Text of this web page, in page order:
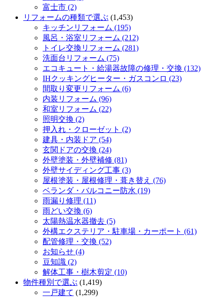
富士市 (2)
リフォームの種類で選ぶ (1,453)
キッチンリフォーム (195)
風呂・浴室リフォーム (212)
トイレ交換リフォーム (281)
洗面台リフォーム (75)
エコキュート・給湯器故障の修理・交換 (132)
IHクッキングヒーター・ガスコンロ (23)
間取り変更リフォーム (6)
内装リフォーム (96)
和室リフォーム (22)
照明交換 (2)
押入れ・クローゼット (2)
建具・内装ドア (54)
玄関ドアの交換 (24)
外壁塗装・外壁補修 (81)
外壁サイディング工事 (3)
屋根塗装・屋根修理・葺き替え (76)
ベランダ・バルコニー防水 (19)
雨漏り修理 (11)
雨どい交換 (6)
太陽熱温水器撤去 (5)
外構エクステリア・駐車場・カーポート (61)
配管修理・交換 (52)
お知らせ (4)
豆知識 (2)
解体工事・樹木剪定 (10)
物件種別で選ぶ (1,419)
一戸建て (1,299)